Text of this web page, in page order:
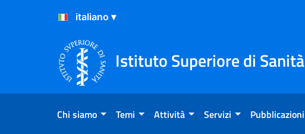
Salta al Contenuto
Salta al Footer
Istituto Superiore di Sanità
Chi siamo Temi Attività Servizi Pubblicazioni